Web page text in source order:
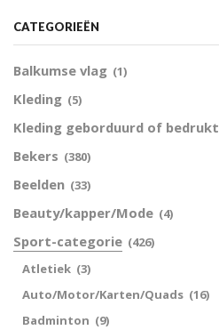
CATEGORIEËN
Balkumse vlag (1)
Kleding (5)
Kleding geborduurd of bedrukt
Bekers (380)
Beelden (33)
Beauty/kapper/Mode (4)
Sport-categorie (426)
Atletiek (3)
Auto/Motor/Karten/Quads (16)
Badminton (9)